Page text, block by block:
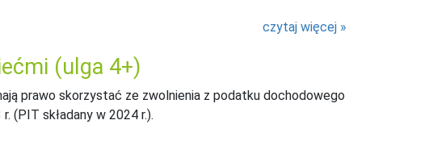
czytaj więcej
(ulga 4+)
prawo skorzystać ze zwolnienia z podatku dochodowego
(PIT składany w 2024 r.).